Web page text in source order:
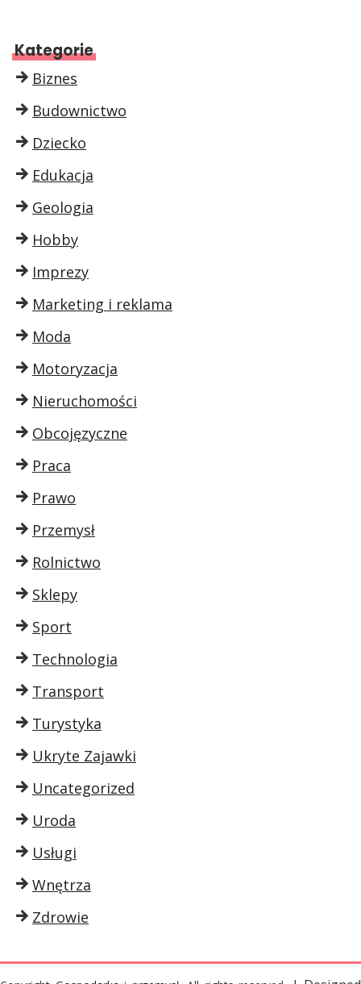
Kategorie
Biznes
Budownictwo
Dziecko
Edukacja
Geologia
Hobby
Imprezy
Marketing i reklama
Moda
Motoryzacja
Nieruchomości
Obcojęzyczne
Praca
Prawo
Przemysł
Rolnictwo
Sklepy
Sport
Technologia
Transport
Turystyka
Ukryte Zajawki
Uncategorized
Uroda
Usługi
Wnętrza
Zdrowie